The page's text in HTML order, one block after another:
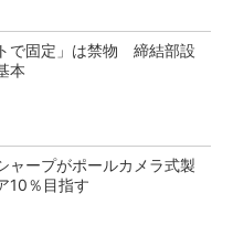
で固定」は禁物 締結部設
本
ャープがポールカメラ式製
10％目指す